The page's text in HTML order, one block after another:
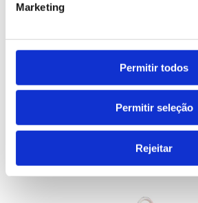
Marketing
Permitir todos
Permitir seleção
Rejeitar
Boca vidro
Bocas circulares concebidas
recolha de vidro.